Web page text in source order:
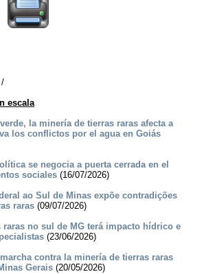
escala
la minería de tierras raras afecta a
los conflictos por el agua en Goiás
se negocia a puerta cerrada en el
sociales (16/07/2026)
ao Sul de Minas expõe contradições
raras (09/07/2026)
raras no sul de MG terá impacto hídrico e
(23/06/2026)
contra la minería de tierras raras
Gerais (20/05/2026)